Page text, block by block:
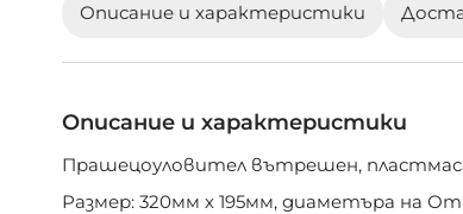
галерия
снимки
Описание и характеристики
Описание и характеристики
Прашецоуловител вътрешен,
Размер: 320мм х 195мм, диаметъра на